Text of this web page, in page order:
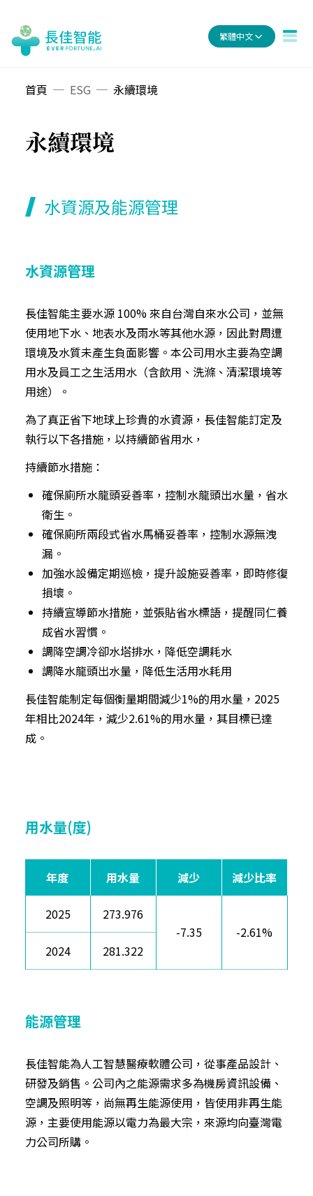
繁體中文
首頁 ESG 永續環境
永續環境
水資源及能源管理
水資源管理
長佳智能主要水源 100% 來自台灣自來水公司，並無
使用地下水、地表水及雨水等其他水源，因此對周遭
環境及水質未產生負面影響。本公司用水主要為空調
用水及員工之生活用水（含飲用、洗滌、清潔環境等
用途）。
為了真正省下地球上珍貴的水資源，長佳智能訂定及
執行以下各措施，以持續節省用水，
持續節水措施：
確保廁所水龍頭妥善率，控制水龍頭出水量，省水
衛生。
確保廁所兩段式省水馬桶妥善率，控制水源無洩
漏。
加強水設備定期巡檢，提升設施妥善率，即時修復
損壞。
持續宣導節水措施，並張貼省水標語，提醒同仁養
成省水習慣。
調降空調冷卻水塔排水，降低空調耗水
調降水龍頭出水量，降低生活用水耗用
長佳智能制定每個衡量期間減少1%的用水量，2025
年相比2024年，減少2.61%的用水量，其目標已達
成。
用水量(度)
年度 用水量 減少 減少比率
2025
273.976
-7.35
-2.61%
2024
281.322
能源管理
長佳智能為人工智慧醫療軟體公司，從事產品設計、
研發及銷售。公司內之能源需求多為機房資訊設備、
空調及照明等，尚無再生能源使用，皆使用非再生能
源，主要使用能源以電力為最大宗，來源均向臺灣電
力公司所購。